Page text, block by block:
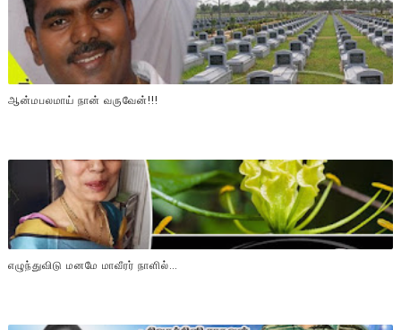
ஆன்மபலமாய் நான் வருவேன்!!!
எழுந்துவிடு மனமே மாவீரர் நாளில்…